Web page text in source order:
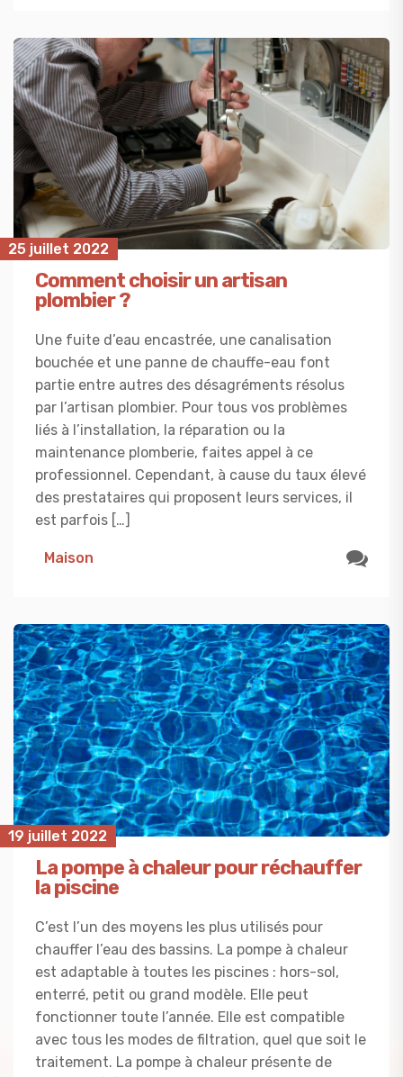
25 juillet 2022
Comment choisir un artisan
plombier ?
Une fuite d’eau encastrée, une canalisation
bouchée et une panne de chauffe-eau font
partie entre autres des désagréments résolus
par l’artisan plombier. Pour tous vos problèmes
liés à l’installation, la réparation ou la
maintenance plomberie, faites appel à ce
professionnel. Cependant, à cause du taux élevé
des prestataires qui proposent leurs services, il
est parfois […]
Maison
19 juillet 2022
La pompe à chaleur pour réchauffer
la piscine
C’est l’un des moyens les plus utilisés pour
chauffer l’eau des bassins. La pompe à chaleur
est adaptable à toutes les piscines : hors-sol,
enterré, petit ou grand modèle. Elle peut
fonctionner toute l’année. Elle est compatible
avec tous les modes de filtration, quel que soit le
traitement. La pompe à chaleur présente de